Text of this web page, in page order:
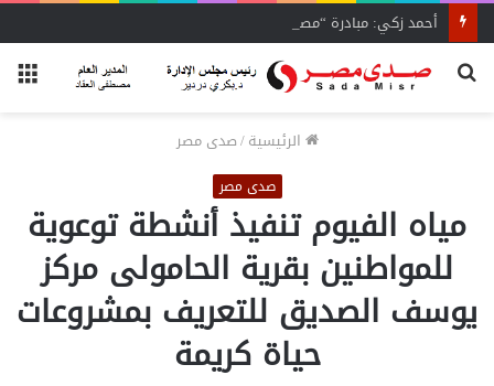
أحمد زكي: مبادرة “مصر تنطلق بالتصدير”
بحث
الرئيسية/صدى مصر
صدى مصر
مياه الفيوم تنفيذ أنشطة توعوية
للمواطنين بقرية الحامولى مركز
يوسف الصديق للتعريف بمشروعات
حياة كريمة